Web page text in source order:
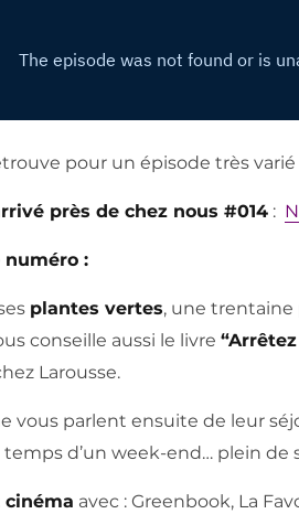
pour un épisode très
près de chez nous #014 :
numéro :
plantes vertes, une trentaine
conseille aussi le livre
Larousse.
vous parlent ensuite de leur
temps d’un week-end… plein de
cinéma avec : Greenbook, La